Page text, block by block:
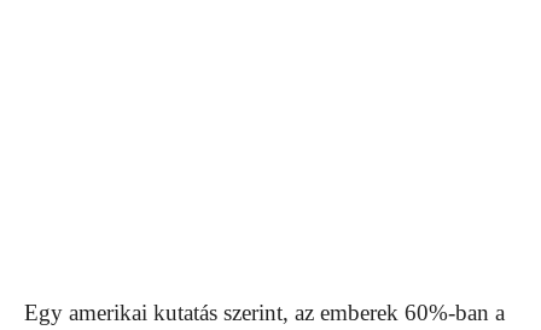
Egy amerikai kutatás szerint, az emberek 60%-ban a